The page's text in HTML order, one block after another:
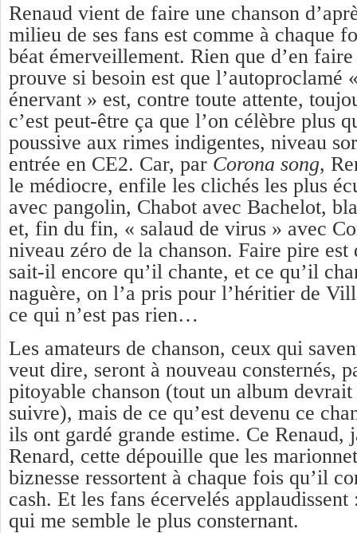
Renaud vient de faire une chanson
milieu de ses fans est comme à chaque
béat émerveillement. Rien que d’en
prouve si besoin est que l’autoproclamé
énervant » est, contre toute attente,
c’est peut-être ça que l’on célèbre plus
poussive aux rimes indigentes, niveau
entrée en CE2. Car, par Corona song,
le médiocre, enfile les clichés les plus
avec pangolin, Chabot avec Bachelot,
et, fin du fin, « salaud de virus » avec
niveau zéro de la chanson. Faire pire
sait-il encore qu’il chante, et ce qu’il
naguère, on l’a pris pour l’héritier de
ce qui n’est pas rien…
Les amateurs de chanson, ceux qui
veut dire, seront à nouveau consternés,
pitoyable chanson (tout un album
suivre), mais de ce qu’est devenu ce
ils ont gardé grande estime. Ce Renaud,
Renard, cette dépouille que les
biznesse ressortent à chaque fois qu’il
cash. Et les fans écervelés applaudissent
qui me semble le plus consternant.